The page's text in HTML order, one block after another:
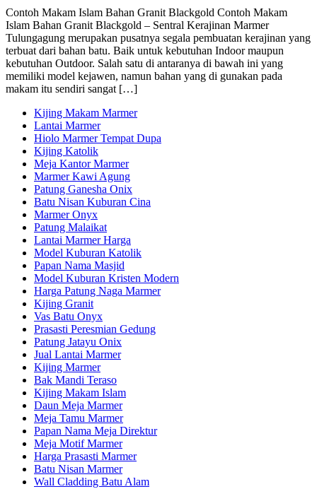
Contoh Makam Islam Bahan Granit Blackgold Contoh Makam
Islam Bahan Granit Blackgold – Sentral Kerajinan Marmer
Tulungagung merupakan pusatnya segala pembuatan kerajinan yang
terbuat dari bahan batu. Baik untuk kebutuhan Indoor maupun
kebutuhan Outdoor. Salah satu di antaranya di bawah ini yang
memiliki model kejawen, namun bahan yang di gunakan pada
makam itu sendiri sangat […]
Kijing Makam Marmer
Lantai Marmer
Hiolo Marmer Tempat Dupa
Kijing Katolik
Meja Kantor Marmer
Marmer Kawi Agung
Patung Ganesha Onix
Batu Nisan Kuburan Cina
Marmer Onyx
Patung Malaikat
Lantai Marmer Harga
Model Kuburan Katolik
Papan Nama Masjid
Model Kuburan Kristen Modern
Harga Patung Naga Marmer
Kijing Granit
Vas Batu Onyx
Prasasti Peresmian Gedung
Patung Jatayu Onix
Jual Lantai Marmer
Kijing Marmer
Bak Mandi Teraso
Kijing Makam Islam
Daun Meja Marmer
Meja Tamu Marmer
Papan Nama Meja Direktur
Meja Motif Marmer
Harga Prasasti Marmer
Batu Nisan Marmer
Wall Cladding Batu Alam